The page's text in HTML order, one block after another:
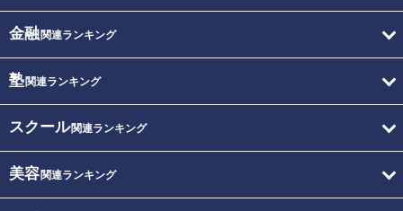
金融関連ランキング
塾関連ランキング
スクール関連ランキング
美容関連ランキング